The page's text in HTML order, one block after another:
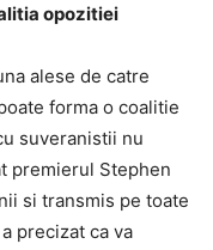
opozitiei 
alese de catre
forma o coalitie
suveranistii nu
premierul Stephen
si transmis pe toate
precizat ca va